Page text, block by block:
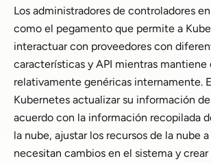
Los administradores de controladores
como el pegamento que permite a
interactuar con proveedores con
características y API mientras
relativamente genéricas internamente.
Kubernetes actualizar su información
acuerdo con la información recopilada
la nube, ajustar los recursos de la nube
necesitan cambios en el sistema y crear